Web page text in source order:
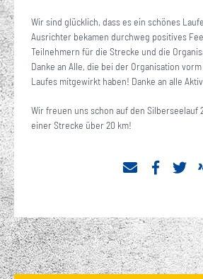
Wir sind glücklich, dass es ein schönes
Ausrichter bekamen durchweg positives
Teilnehmern für die Strecke und die
Danke an Alle, die bei der Organisation
Laufes mitgewirkt haben! Danke an alle
Wir freuen uns schon auf den Silberseelauf
einer Strecke über 20 km!